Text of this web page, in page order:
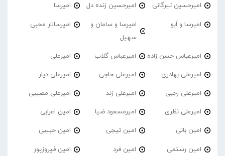
امیرحسین تیرگانی امیرحسین زنده دل امیرسا
امیرسا و اَبو
امیرسا و سامان و
سهیل
امیرسالار محبی
امیرعباس حسن زاده امیرعباس گلاب امیرعلی
امیرعلی بهادری امیرعلی حاجی امیرعلی دیار
امیرعلی رجبی امیرعلی زند امیرعلی مصیبی
امیرعلی نظری امیرمسعود ضیا امین اعرابی
امین بانی امین تیجی امین حبیبی
امین رستمی امین فرد امین فیروزپور